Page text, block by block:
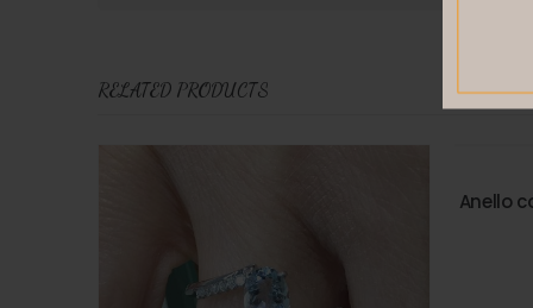
RELATED PRODUCTS
Anello